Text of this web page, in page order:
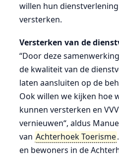
willen hun
versterken.
Versterken van de
“Door deze
de kwaliteit van de
laten aansluiten op de
Ook willen we kijken hoe
kunnen versterken en
vernieuwen“, aldus
van Achterhoek Toerisme
en bewoners in de